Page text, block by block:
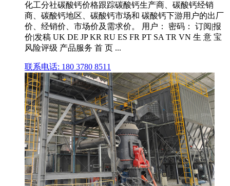
化工分社碳酸钙价格跟踪碳酸钙生产商、碳酸钙经销
商、碳酸钙地区、碳酸钙市场和 碳酸钙下游用户的出厂
价、经销价、市场价及需求价。 用户： 密码： 订阅|报
价|发稿 UK DE JP KR RU ES FR PT SA TR VN 生 意 宝
风险评级 产品服务 首 页 ...
联系电话: 180 3780 8511